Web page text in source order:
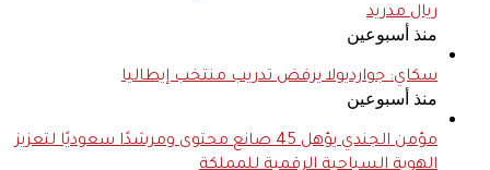
ريال مدريد
منذ أسبوعين
سكاي: جوارديولا يرفض تدريب منتخب إيطاليا
منذ أسبوعين
مؤمن الجندي يؤهل 45 صانع محتوى ومرشدًا سعوديًا لتعزيز
الهوية السياحية الرقمية للمملكة